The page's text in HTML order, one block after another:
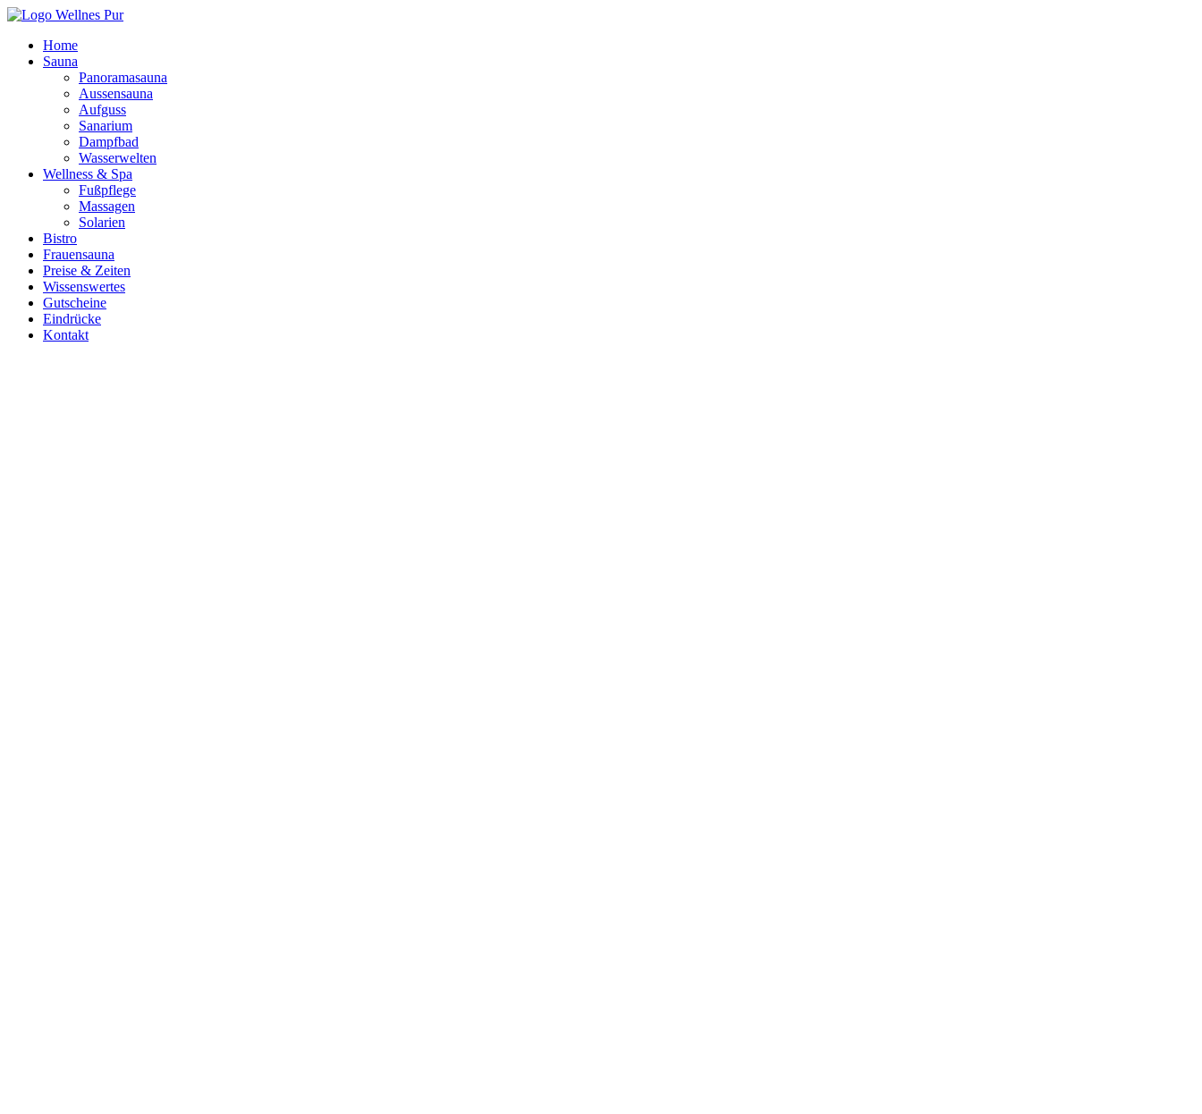
Home
Sauna
Panoramasauna
Aussensauna
Aufguss
Sanarium
Dampfbad
Wasserwelten
Wellness & Spa
Fußpflege
Massagen
Solarien
Bistro
Frauensauna
Preise & Zeiten
Wissenswertes
Gutscheine
Eindrücke
Kontakt